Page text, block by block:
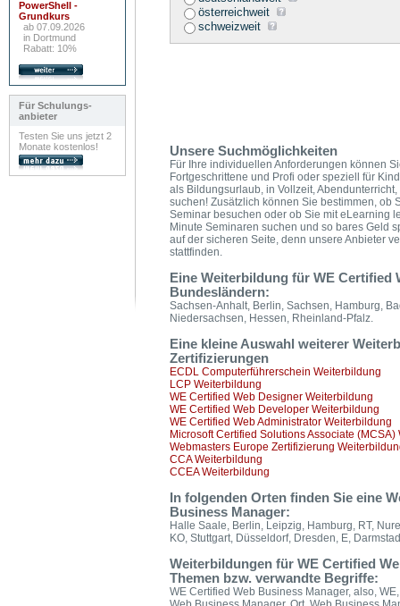
PowerShell -
Grundkurs
ab 07.09.2026
in Dortmund
Rabatt: 10%
Für Schulungs-
anbieter
Testen Sie uns jetzt 2
Monate kostenlos!
österreichweit
schweizweit
Unsere Suchmöglichkeiten
Für Ihre individuellen Anforderungen können
Fortgeschrittene und Profi oder speziell für
als Bildungsurlaub, in Vollzeit,
suchen! Zusätzlich können Sie bestimmen, ob
Seminar besuchen oder ob Sie mit eLearning
Minute Seminaren suchen und so bares Geld
auf der sicheren Seite, denn unsere Anbieter
stattfinden.
Eine Weiterbildung für WE Certified
Bundesländern:
Sachsen-Anhalt, Berlin, Sachsen, Hamburg,
Niedersachsen, Hessen, Rheinland-Pfalz.
Eine kleine Auswahl weiterer
Zertifizierungen
ECDL Computerführerschein Weiterbildung
LCP Weiterbildung
WE Certified Web Designer Weiterbildung
WE Certified Web Developer Weiterbildung
WE Certified Web Administrator Weiterbildung
Microsoft Certified Solutions Associate
Webmasters Europe Zertifizierung
CCA Weiterbildung
CCEA Weiterbildung
In folgenden Orten finden Sie eine
Business Manager:
Halle Saale, Berlin, Leipzig, Hamburg, RT,
KO, Stuttgart, Düsseldorf, Dresden, E,
Weiterbildungen für WE Certified
Themen bzw. verwandte Begriffe:
WE Certified Web Business Manager, also,